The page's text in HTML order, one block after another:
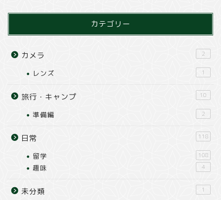
カテゴリー
カメラ 2
レンズ 1
旅行・キャンプ 10
準備編 2
日常 118
留学 108
趣味 4
未分類 1